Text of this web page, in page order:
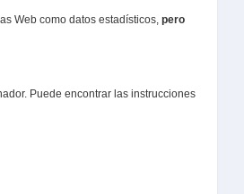
Web como datos estadísticos, pero
Puede encontrar las instrucciones